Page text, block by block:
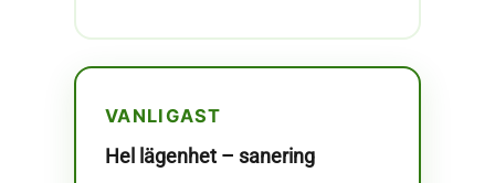
VANLIGAST
Hel lägenhet – sanering